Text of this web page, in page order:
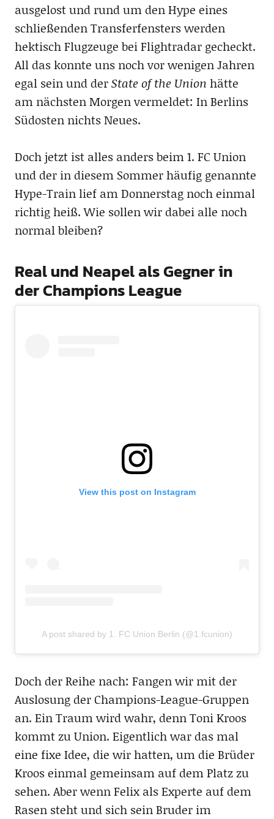
ausgelost und rund um den Hype eines
schließenden Transferfensters werden
hektisch Flugzeuge bei Flightradar gecheckt.
All das konnte uns noch vor wenigen Jahren
egal sein und derState of the Union hätte
am nächsten Morgen vermeldet: In Berlins
Südosten nichts Neues.
Doch jetzt ist alles anders beim 1. FC Union
und der in diesem Sommer häufig genannte
Hype-Train lief am Donnerstag noch einmal
richtig heiß. Wie sollen wir dabei alle noch
normal bleiben?
Real und Neapel als Gegner in
der Champions League
View this post on Instagram
A post shared by 1. FC Union Berlin (@1.fcunion)
Doch der Reihe nach: Fangen wir mit der
Auslosung der Champions-League-Gruppen
an. Ein Traum wird wahr, denn Toni Kroos
kommt zu Union. Eigentlich war das mal
eine fixe Idee, die wir hatten, um die Brüder
Kroos einmal gemeinsam auf dem Platz zu
sehen. Aber wenn Felix als Experte auf dem
Rasen steht und sich sein Bruder im